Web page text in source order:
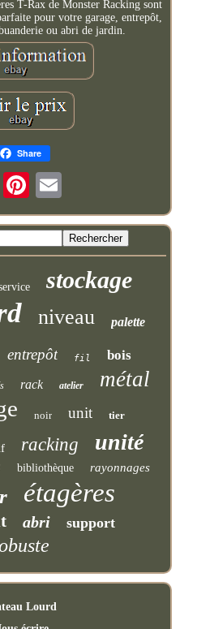
T-Rax de Monster Racking sont
pour votre garage, entrepôt,
ou abri de jardin.
Share
stockage
niveau palette
entrepôt fil bois
rack atelier métal
noir unit tier
racking unité
bibliothèque rayonnages
étagères
abri support
Lourd